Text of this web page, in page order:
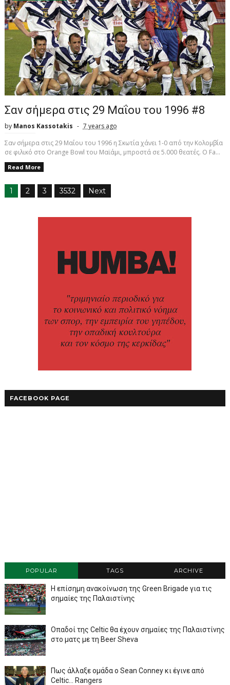
Σαν σήμερα στις 29 Μαΐου του 1996 #8
by Manos Kassotakis
7 years ago
Σαν σήμερα στις 29 Μαΐου του 1996 η Σκωτία χάνει 1-0 από την Κολομβία
σε φιλικό στο Orange Bowl του Μαϊάμι, μπροστά σε 5.000 θεατές. Ο Fa...
Read More
1 2 3 3532 Next
FACEBOOK PAGE
POPULAR TAGS ARCHIVE
Η επίσημη ανακοίνωση της Green Brigade για τις
σημαίες της Παλαιστίνης
Οπαδοί της Celtic θα έχουν σημαίες της Παλαιστίνης
στο ματς με τη Beer Sheva
Πως άλλαξε ομάδα ο Sean Conney κι έγινε από
Celtic... Rangers